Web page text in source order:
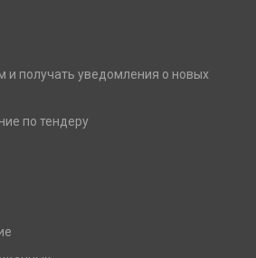
и получать уведомления о новых
по тендеру